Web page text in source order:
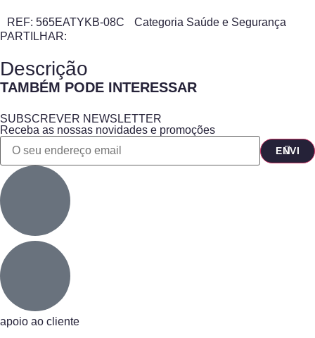
REF: 565EATYKB-08C Categoria Saúde e Segurança
PARTILHAR:
Descrição
TAMBÉM PODE INTERESSAR
SUBSCREVER NEWSLETTER
Receba as nossas novidades e promoções
apoio ao cliente